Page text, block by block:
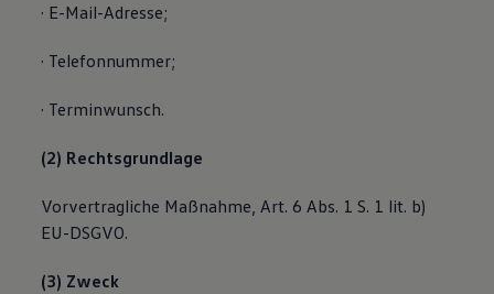
· E-Mail-Adresse;
· Telefonnummer;
· Terminwunsch.
(2) Rechtsgrundlage
Vorvertragliche Maßnahme, Art. 6 Abs. 1 S. 1 lit. b)
EU-DSGVO.
(3) Zweck